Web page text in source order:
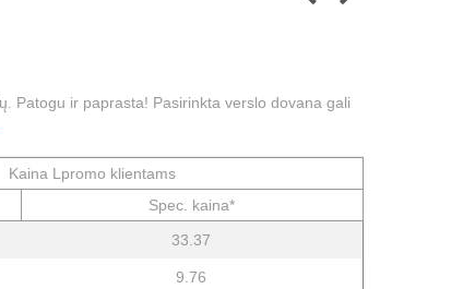
Patogu ir paprasta! Pasirinkta verslo dovana gali
Kaina Lpromo klientams
Spec. kaina*
33.37
9.76